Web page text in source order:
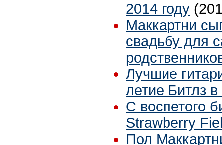
2014 году
Маккартни
свадьбу для
Лучшие
летие Битлз в
С воспетого
Strawberry
Пол